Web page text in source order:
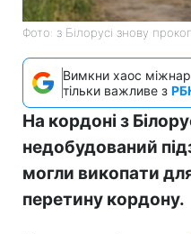
Фото: з Білорусі знову
Вимкни хаос
тільки важливе з
На кордоні з
недобудований
могли викопати
перетину кордону.